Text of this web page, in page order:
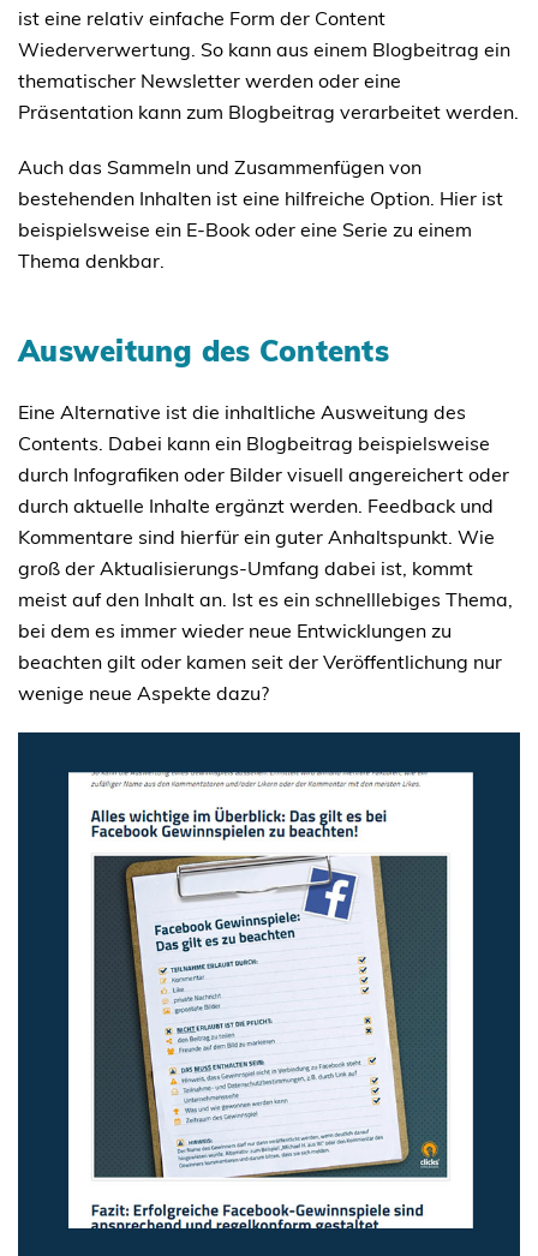
ist eine relativ einfache Form der Content
Wiederverwertung. So kann aus einem Blogbeitrag ein
thematischer Newsletter werden oder eine
Präsentation kann zum Blogbeitrag verarbeitet werden.
Auch das Sammeln und Zusammenfügen von
bestehenden Inhalten ist eine hilfreiche Option. Hier ist
beispielsweise ein E-Book oder eine Serie zu einem
Thema denkbar.
Ausweitung des Contents
Eine Alternative ist die inhaltliche Ausweitung des
Contents. Dabei kann ein Blogbeitrag beispielsweise
durch Infografiken oder Bilder visuell angereichert oder
durch aktuelle Inhalte ergänzt werden. Feedback und
Kommentare sind hierfür ein guter Anhaltspunkt. Wie
groß der Aktualisierungs-Umfang dabei ist, kommt
meist auf den Inhalt an. Ist es ein schnelllebiges Thema,
bei dem es immer wieder neue Entwicklungen zu
beachten gilt oder kamen seit der Veröffentlichung nur
wenige neue Aspekte dazu?